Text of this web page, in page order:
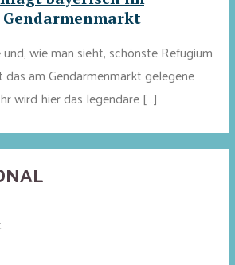
wie man sieht, schönste Refugium
das am Gendarmenmarkt gelegene
wird hier das legendäre […]